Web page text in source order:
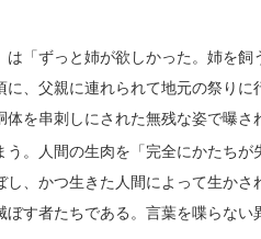
「ずっと姉が欲しかった。姉を
に、父親に連れられて地元の祭り
体を串刺しにされた無残な姿で曝
う。人間の生肉を「完全にかたちが
し、かつ生きた人間によって生か
ぼす者たちである。言葉を喋らない